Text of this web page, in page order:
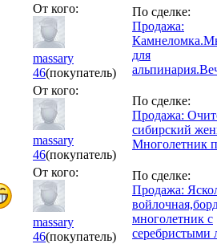
От кого:
massary
46(покупатель)
По сделке:
Продажа:
для
От кого:
massary
46(покупатель)
По сделке:
Продажа:
сибирский
Многолетник
От кого:
massary
46(покупатель)
По сделке:
Продажа:
многолетник с
серебристыми